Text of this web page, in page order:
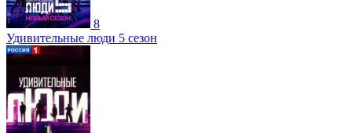
8
Удивительные люди 5 сезон